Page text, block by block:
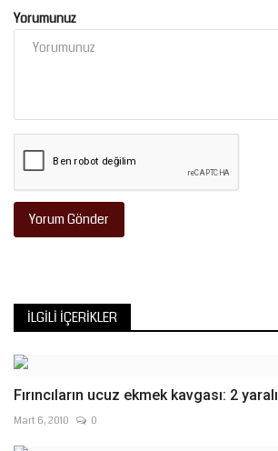
Yorumunuz
Yorum Gönder
İLGILI İÇERIKLER
Fırıncıların ucuz ekmek kavgası: 2 yaralı
Mart 6, 2010 0